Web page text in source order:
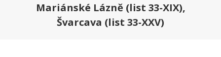
Mariánské Lázně (list 33-XIX),
Švarcava (list 33-XXV)